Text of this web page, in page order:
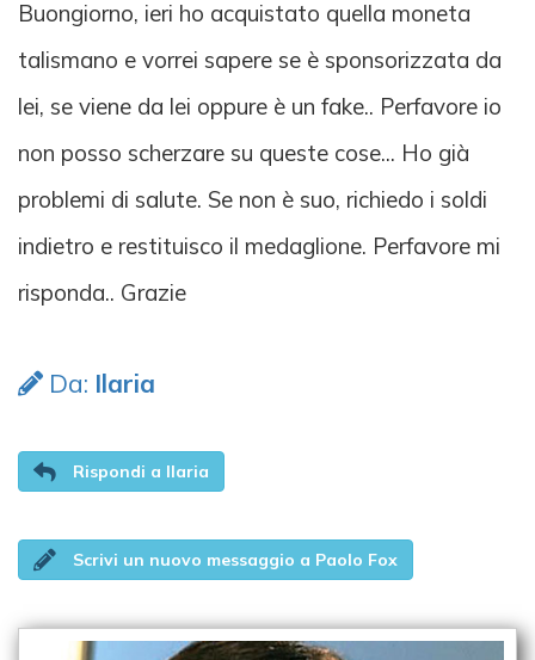
Buongiorno, ieri ho acquistato quella moneta
talismano e vorrei sapere se è sponsorizzata da
lei, se viene da lei oppure è un fake.. Perfavore io
non posso scherzare su queste cose... Ho già
problemi di salute. Se non è suo, richiedo i soldi
indietro e restituisco il medaglione. Perfavore mi
risponda.. Grazie
Da: Ilaria
Rispondi a Ilaria
Scrivi un nuovo messaggio a Paolo Fox